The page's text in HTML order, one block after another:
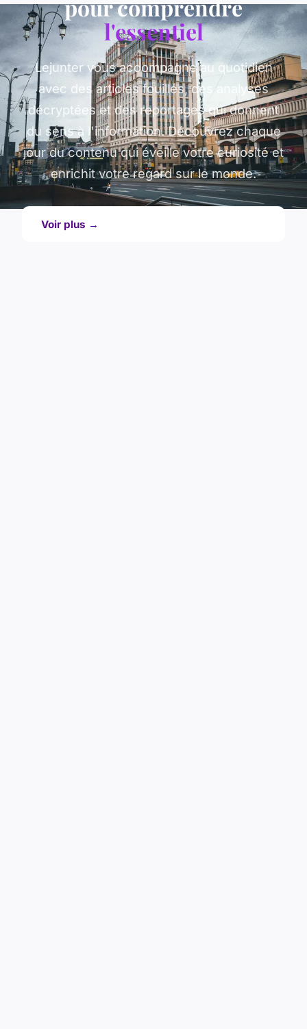
pour comprendre
l'essentiel
Lejunter vous accompagne au quotidien
avec des articles fouillés, des analyses
décryptées et des reportages qui donnent
du sens à l'information. Découvrez chaque
jour du contenu qui éveille votre curiosité et
enrichit votre regard sur le monde.
Voir plus →